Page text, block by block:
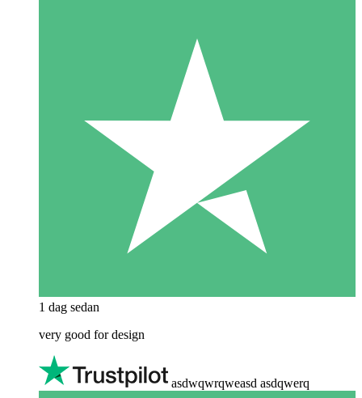
1 dag sedan
very good for design
asdwqwrqweasd asdqwerq